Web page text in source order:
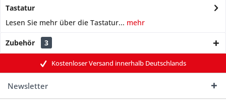
Tastatur
Lesen Sie mehr über die Tastatur... mehr
Zubehör 3
Kostenloser Versand innerhalb Deutschlands
Newsletter